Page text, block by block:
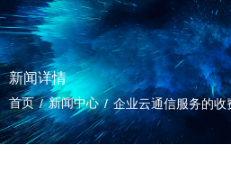
新闻详情
首页/新闻中心 /企业云通信服务的收